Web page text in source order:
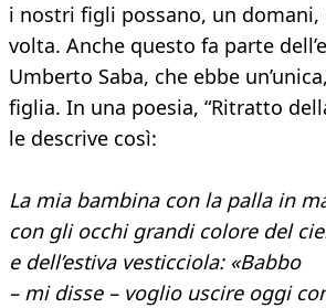
i nostri figli possano, un domani,
volta. Anche questo fa parte
Umberto Saba, che ebbe
figlia. In una poesia, “Ritratto
le descrive così:
La mia bambina con la palla in
con gli occhi grandi colore del
e dell’estiva vesticciola: «Babbo
– mi disse – voglio uscire oggi